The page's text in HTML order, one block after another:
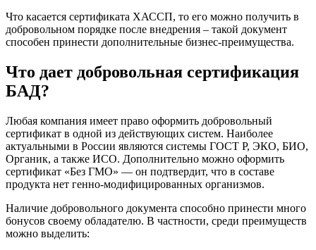
Что касается сертификата ХАССП, то его можно получить в
добровольном порядке после внедрения – такой документ
способен принести дополнительные бизнес-преимущества.
Что дает добровольная сертификация
БАД?
Любая компания имеет право оформить добровольный
сертификат в одной из действующих систем. Наиболее
актуальными в России являются системы ГОСТ Р, ЭКО, БИО,
Органик, а также ИСО. Дополнительно можно оформить
сертификат «Без ГМО» — он подтвердит, что в составе
продукта нет генно-модифицированных организмов.
Наличие добровольного документа способно принести много
бонусов своему обладателю. В частности, среди преимуществ
можно выделить: